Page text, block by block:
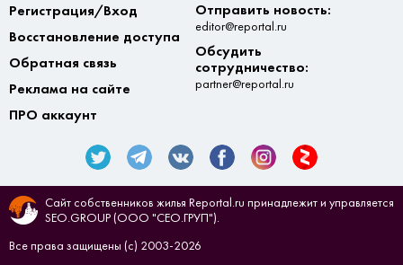
Регистрация/Вход
Восстановление доступа
Обратная связь
Реклама на сайте
ПРО аккаунт
Отправить новость:
editor@reportal.ru
Обсудить
сотрудничество:
partner@reportal.ru
Сайт собственников жилья Reportal.ru принадлежит и управляется
SEO.GROUP (ООО "СЕО.ГРУП").
Все права защищены (с) 2003-2026